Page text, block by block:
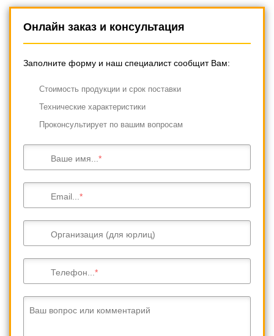
Онлайн заказ и консультация
Заполните форму и наш специалист сообщит Вам:
Cтоимость продукции и срок поставки
Технические характеристики
Проконсультирует по вашим вопросам
Ваше имя...
Email...
Организация (для юрлиц)
Телефон...
Ваш вопрос или комментарий